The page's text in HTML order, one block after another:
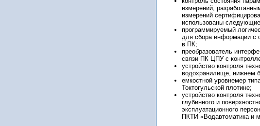
измерений,
измерений
использованы
программируемый
для сбора информации с
в ПК;
преобразователь
связи ПК ЦПУ с
устройство контроля
водохранилище, нижнем
емкостной уровнемер
Токтогульской плотине;
устройство контроля
глубинного и
эксплуатационного
ПКТИ «Водавтоматика и